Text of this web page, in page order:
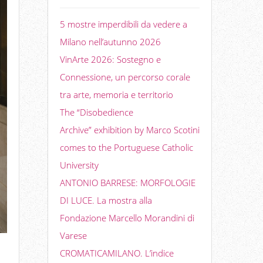
5 mostre imperdibili da vedere a
Milano nell’autunno 2026
VinArte 2026: Sostegno e
Connessione, un percorso corale
tra arte, memoria e territorio
The “Disobedience
Archive” exhibition by Marco Scotini
comes to the Portuguese Catholic
University
ANTONIO BARRESE: MORFOLOGIE
DI LUCE. La mostra alla
Fondazione Marcello Morandini di
Varese
CROMATICAMILANO. L’indice